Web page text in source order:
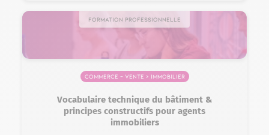
Formation professionnelle
Commerce – Vente > Immobilier
Vocabulaire technique du bâtiment &
principes constructifs pour agents
immobiliers